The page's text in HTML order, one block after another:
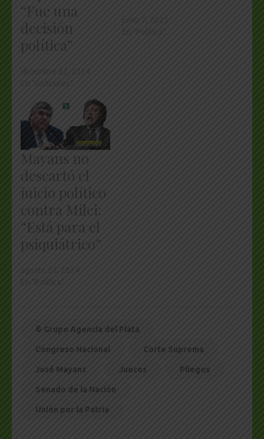
“Fue una
decisión
política”
Mayans no
descartó el
juicio político
contra Milei:
“Está para el
psiquiátrico”
© Grupo Agencia del Plata
Congreso Nacional Corte Suprema
José Mayans Jueces Pliegos
Senado de la Nación
Unión por la Patria